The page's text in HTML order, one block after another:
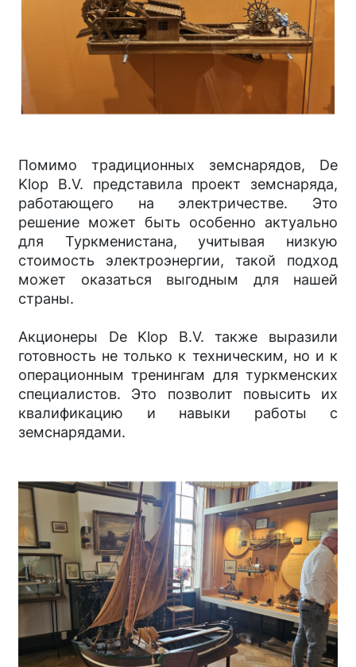
Помимо традиционных земснарядов, De
Klop B.V. представила проект земснаряда,
работающего на электричестве. Это
решение может быть особенно актуально
для Туркменистана, учитывая низкую
стоимость электроэнергии, такой подход
может оказаться выгодным для нашей
страны.
Акционеры De Klop B.V. также выразили
готовность не только к техническим, но и к
операционным тренингам для туркменских
специалистов. Это позволит повысить их
квалификацию и навыки работы с
земснарядами.